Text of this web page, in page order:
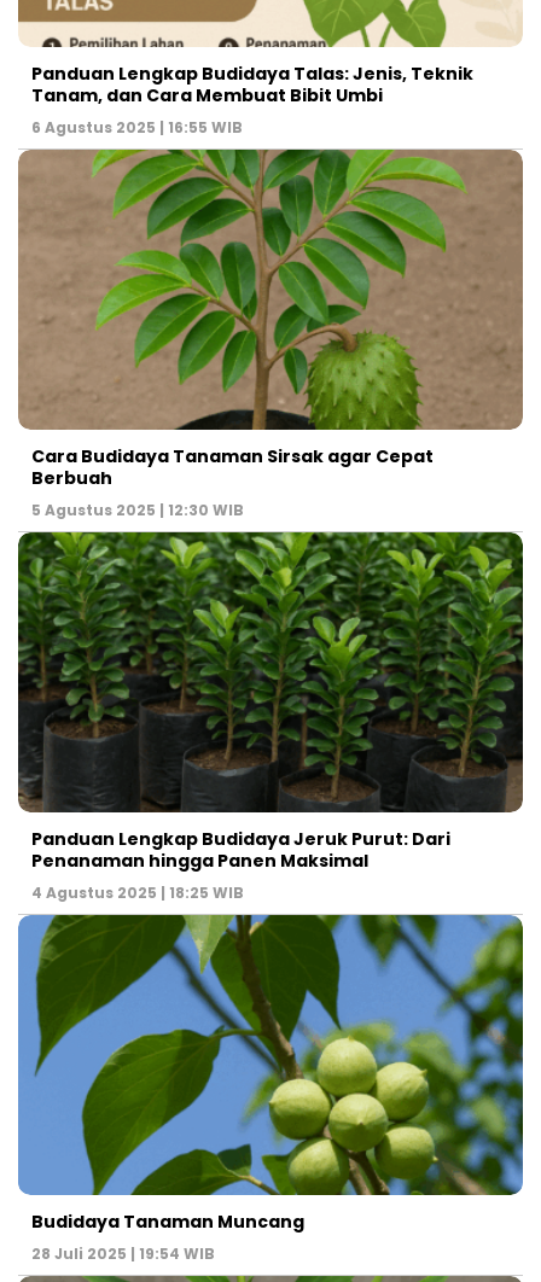
Panduan Lengkap Budidaya Talas: Jenis, Teknik
Tanam, dan Cara Membuat Bibit Umbi
6 Agustus 2025 | 16:55 WIB
Cara Budidaya Tanaman Sirsak agar Cepat
Berbuah
5 Agustus 2025 | 12:30 WIB
Panduan Lengkap Budidaya Jeruk Purut: Dari
Penanaman hingga Panen Maksimal
4 Agustus 2025 | 18:25 WIB
Budidaya Tanaman Muncang
28 Juli 2025 | 19:54 WIB